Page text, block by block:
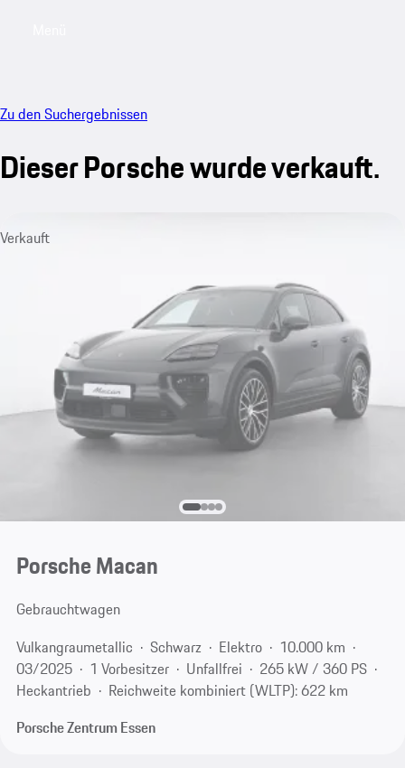
Zu den Suchergebnissen
Dieser Porsche wurde verkauft.
Verkauft
Porsche Macan
Gebrauchtwagen
Vulkangraumetallic
Schwarz Elektro
10.000 km
03/2025
1 Vorbesitzer Unfallfrei
265 kW / 360 PS
Heckantrieb
Reichweite kombiniert (WLTP): 622 km
Porsche Zentrum Essen